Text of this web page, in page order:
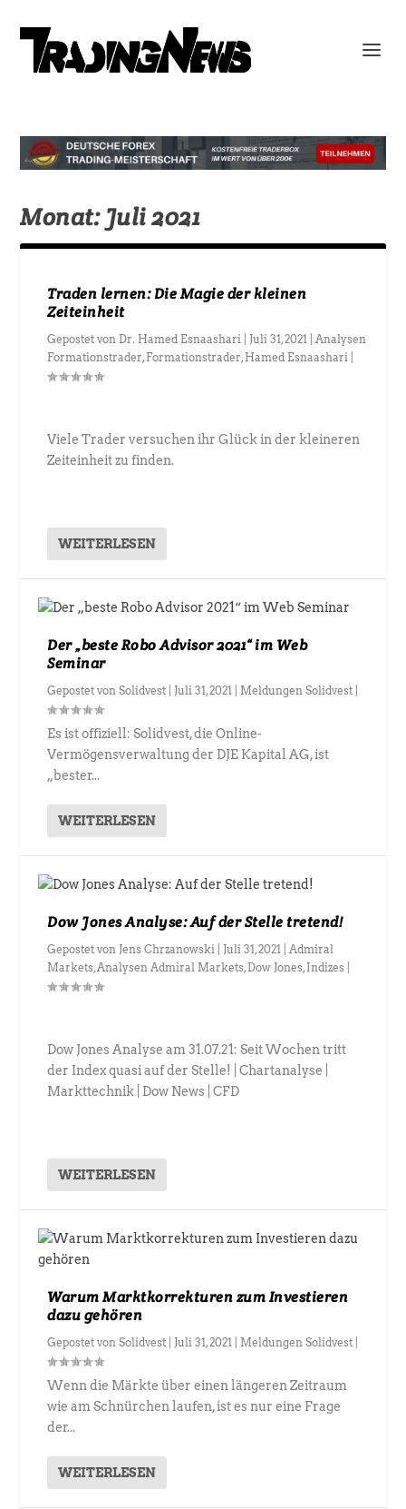
Monat: Juli 2021
Traden lernen: Die Magie der kleinen
Zeiteinheit
Gepostet von Dr. Hamed Esnaashari Juli 31, 2021 |Analysen
Formationstrader, Formationstrader, Hamed Esnaashari
Viele Trader versuchen ihr Glück in der kleineren
Zeiteinheit zu finden.
WEITERLESEN
Der „beste Robo Advisor 2021“ im Web
Seminar
Gepostet vonSolidvest Juli 31, 2021 Meldungen Solidvest
Es ist offiziell: Solidvest, die Online-
Vermögensverwaltung der DJE Kapital AG, ist
„bester...
WEITERLESEN
Dow Jones Analyse: Auf der Stelle tretend!
Gepostet von Jens Chrzanowski Juli 31, 2021 |Admiral
Markets,Analysen Admiral Markets, Dow Jones, Indizes
Dow Jones Analyse am 31.07.21: Seit Wochen tritt
der Index quasi auf der Stelle! | Chartanalyse |
Markttechnik | Dow News | CFD
WEITERLESEN
Warum Marktkorrekturen zum Investieren
dazu gehören
Gepostet vonSolidvest Juli 31, 2021 Meldungen Solidvest
Wenn die Märkte über einen längeren Zeitraum
wie am Schnürchen laufen, ist es nur eine Frage
der...
WEITERLESEN